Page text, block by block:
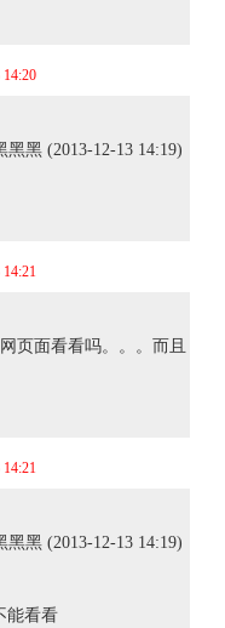
黑 (2013-12-13 14:19)
页面看看吗。。。而且
黑 (2013-12-13 14:19)
能看看